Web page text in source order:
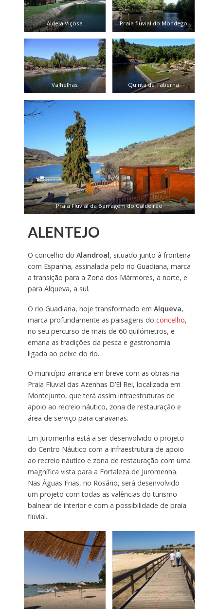
Aldeia Viçosa Praia fluvial do Mondego
Valhelhas Quinta da Taberna
Praia Fluvial da Barragem do Caldeirão
ALENTEJO
O concelho do Alandroal, situado junto à fronteira
com Espanha, assinalada pelo rio Guadiana, marca
a transição para a Zona dos Mármores, a norte, e
para Alqueva, a sul.
O rio Guadiana, hoje transformado em Alqueva,
marca profundamente as paisagens do concelho,
no seu percurso de mais de 60 quilómetros, e
emana as tradições da pesca e gastronomia
ligada ao peixe do rio.
O município arranca em breve com as obras na
Praia Fluvial das Azenhas D’El Rei, localizada em
Montejunto, que terá assim infraestruturas de
apoio ao recreio náutico, zona de restauração e
área de serviço para caravanas.
Em Juromenha está a ser desenvolvido o projeto
do Centro Náutico com a infraestrutura de apoio
ao recreio náutico e zona de restauração com uma
magnífica vista para a Fortaleza de Juromenha.
Nas Águas Frias, no Rosário, será desenvolvido
um projeto com todas as valências do turismo
balnear de interior e com a possibilidade de praia
fluvial.